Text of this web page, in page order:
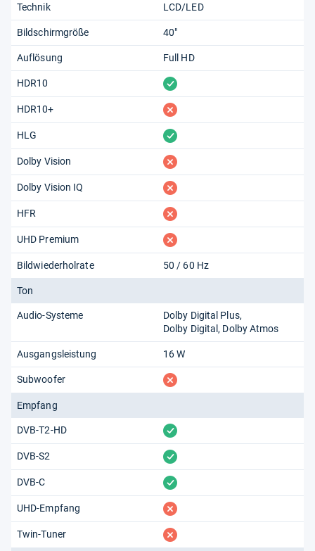
Technik LCD/LED
Bildschirmgröße 40"
Auflösung Full HD
HDR10 vorhanden
HDR10+ fehlt
HLG vorhanden
Dolby Vision fehlt
Dolby Vision IQ fehlt
HFR fehlt
UHD Premium fehlt
Bildwiederholrate 50 / 60 Hz
Ton
Audio-Systeme
Dolby Digital Plus
Dolby Digital Dolby Atmos
Ausgangsleistung 16 W
Subwoofer fehlt
Empfang
DVB-T2-HD vorhanden
DVB-S2 vorhanden
DVB-C vorhanden
UHD-Empfang fehlt
Twin-Tuner fehlt